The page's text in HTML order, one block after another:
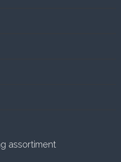
assortiment